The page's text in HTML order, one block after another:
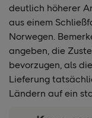
deutlich höherer
aus einem
Norwegen.
angeben, die
bevorzugen, als
Lieferung
Ländern auf ein